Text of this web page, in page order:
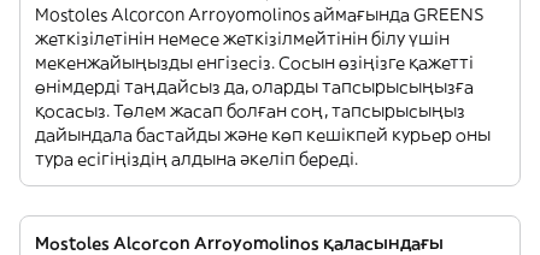
Mostoles Alcorcon Arroyomolinos аймағында GREENS
жеткізілетінін немесе жеткізілмейтінін білу үшін
мекенжайыңызды енгізесіз. Сосын өзіңізге қажетті
өнімдерді таңдайсыз да, оларды тапсырысыңызға
қосасыз. Төлем жасап болған соң, тапсырысыңыз
дайындала бастайды және көп кешікпей курьер оны
тура есігіңіздің алдына әкеліп береді.
Mostoles Alcorcon Arroyomolinos қаласындағы